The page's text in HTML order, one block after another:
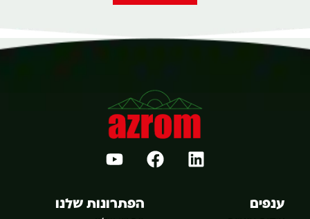
ענפים הפתרונות שלנו